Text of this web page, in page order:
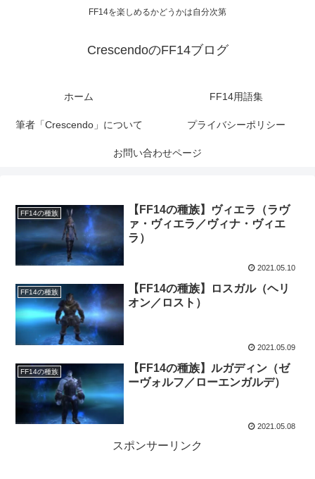
FF14を楽しめるかどうかは自分次第
CrescendoのFF14ブログ
ホーム FF14用語集
筆者「Crescendo」について プライバシーポリシー
お問い合わせページ
FF14の種族
【FF14の種族】ヴィエラ（ラヴ
ァ・ヴィエラ／ヴィナ・ヴィエ
ラ）
2021.05.10
FF14の種族
【FF14の種族】ロスガル（ヘリ
オン／ロスト）
2021.05.09
FF14の種族
【FF14の種族】ルガディン（ゼ
ーヴォルフ／ローエンガルデ）
2021.05.08
スポンサーリンク